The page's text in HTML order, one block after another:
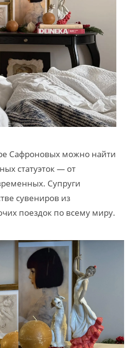
Сафроновых можно найти
статуэток — от
Супруги
сувениров из
поездок по всему миру.